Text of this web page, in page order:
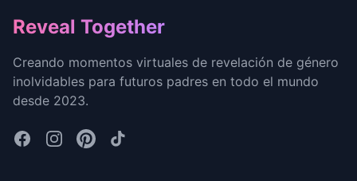
Footer
Reveal Together
Creando momentos virtuales de revelación de género
inolvidables para futuros padres en todo el mundo
desde 2023.